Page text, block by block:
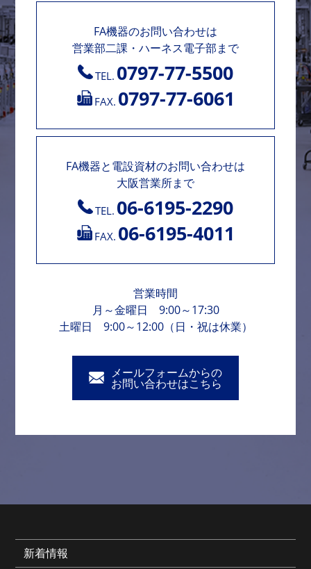
FA機器のお問い合わせは
営業部二課・ハーネス電子部まで
TEL. 0797-77-5500
FAX. 0797-77-6061
FA機器と電設資材のお問い合わせは
大阪営業所まで
TEL. 06-6195-2290
FAX. 06-6195-4011
営業時間
月～金曜日 9:00～17:30
土曜日 9:00～12:00（日・祝は休業）
メールフォームからの
お問い合わせはこちら
新着情報